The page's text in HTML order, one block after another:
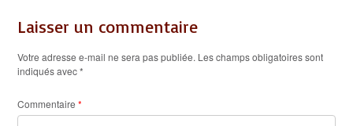
Laisser un commentaire
Votre adresse e-mail ne sera pas publiée. Les champs obligatoires sont
indiqués avec*
Commentaire *